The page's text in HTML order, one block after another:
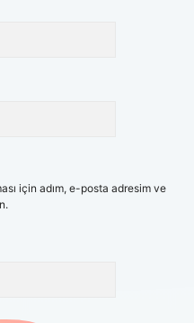
için adım, e-posta adresim ve